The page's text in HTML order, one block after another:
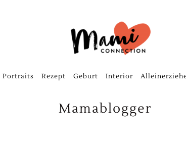
Portraits Rezept Geburt Interior
Mamablogger